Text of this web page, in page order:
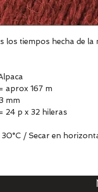
los tiempos hecha de la
aprox 167 m
3 mm
24 p x 32 hileras
/ Secar en